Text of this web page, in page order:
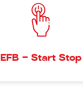
EFB - Start Stop